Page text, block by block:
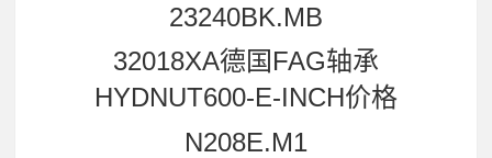
23240BK.MB
32018XA德国FAG轴承
HYDNUT600-E-INCH价格
N208E.M1